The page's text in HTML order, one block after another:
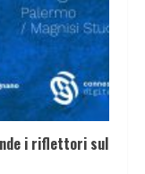
i riflettori sul